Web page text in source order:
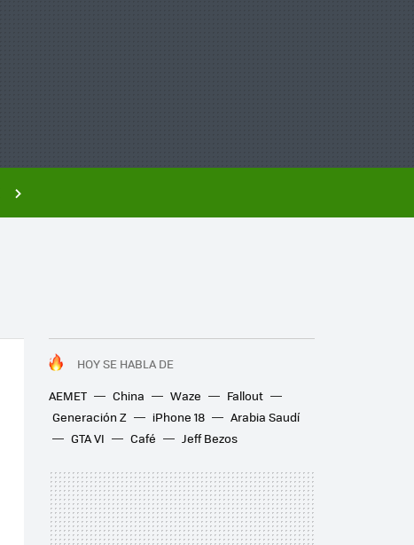
HOY SE HABLA DE
AEMET
China Waze
Fallout
Generación Z
iPhone 18
Arabia Saudí
GTA VI
Café Jeff Bezos